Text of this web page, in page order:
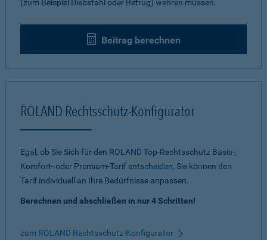
(zum Beispiel Diebstahl oder Betrug) wehren müssen.
Beitrag berechnen
ROLAND Rechtsschutz-Konfigurator
Egal, ob Sie Sich für den ROLAND Top-Rechtsschutz Basis-,
Komfort- oder Premium-Tarif entscheiden, Sie können den
Tarif individuell an Ihre Bedürfnisse anpassen.
Berechnen und abschließen in nur 4 Schritten!
zum ROLAND Rechtsschutz-Konfigurator